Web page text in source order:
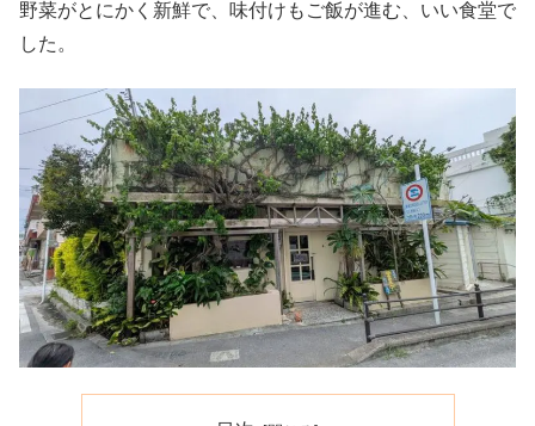
野菜がとにかく新鮮で、味付けもご飯が進む、いい食堂で
した。